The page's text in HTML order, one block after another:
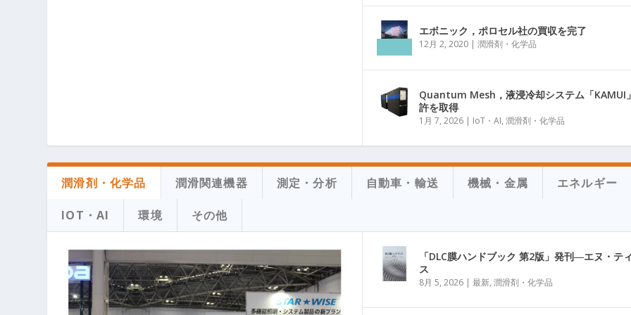
エボニック，ポロセル社の買収を完了
12月 2, 2020| 潤滑剤・化学品
Quantum Mesh，液浸冷却システム「KAMUI
許を取得
1月 7, 2026| IoT・AI, 潤滑剤・化学品
潤滑剤・化学品 潤滑関連機器 測定・分析 自動車・輸送 機械・金属 エネルギー
IOT・AI 環境 その他
「DLC膜ハンドブック 第2版」発刊―エヌ・テ
ス
8月 5, 2026| 最新, 潤滑剤・化学品